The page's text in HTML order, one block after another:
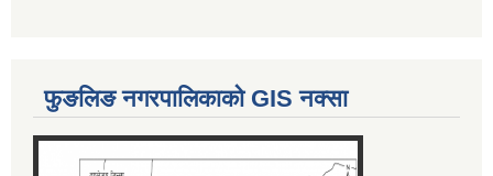
फुङलिङ नगरपालिकाको GIS नक्सा